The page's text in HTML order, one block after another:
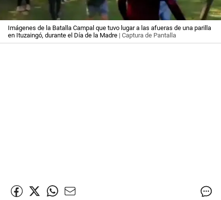
Imágenes de la Batalla Campal que tuvo lugar a las afueras de una parilla
en Ituzaingó, durante el Día de la Madre | Captura de Pantalla